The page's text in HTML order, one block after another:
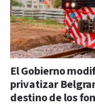
El Gobierno
privatizar
destino de los